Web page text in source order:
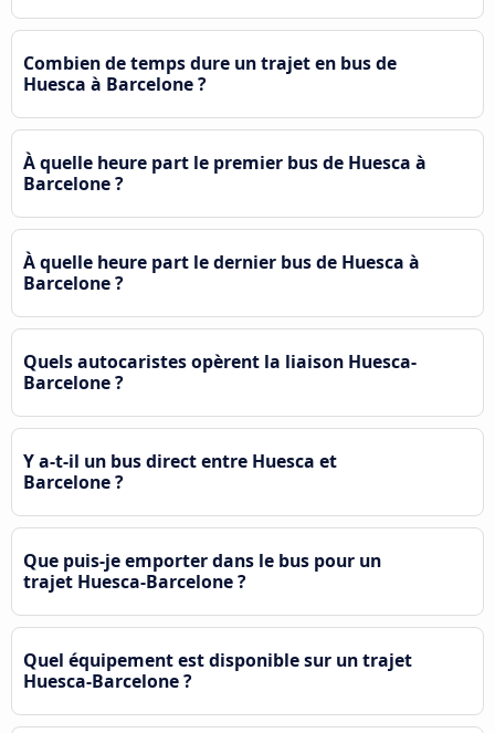
Combien de temps dure un trajet en bus de
Huesca à Barcelone ?
À quelle heure part le premier bus de Huesca à
Barcelone ?
À quelle heure part le dernier bus de Huesca à
Barcelone ?
Quels autocaristes opèrent la liaison Huesca-
Barcelone ?
Y a-t-il un bus direct entre Huesca et
Barcelone ?
Que puis-je emporter dans le bus pour un
trajet Huesca-Barcelone ?
Quel équipement est disponible sur un trajet
Huesca-Barcelone ?